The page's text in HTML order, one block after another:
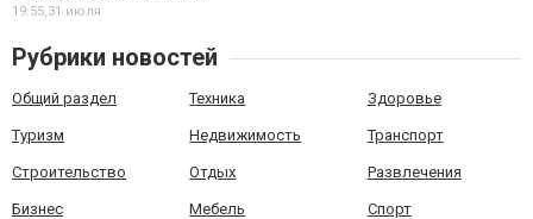
19:55,31 июля
Рубрики новостей
Общий раздел Техника Здоровье
Туризм Недвижимость Транспорт
Строительство Отдых Развлечения
Бизнес Мебель Спорт